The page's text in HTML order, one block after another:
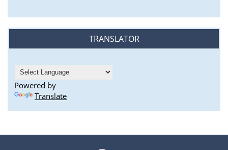
TRANSLATOR
Powered by
Translate